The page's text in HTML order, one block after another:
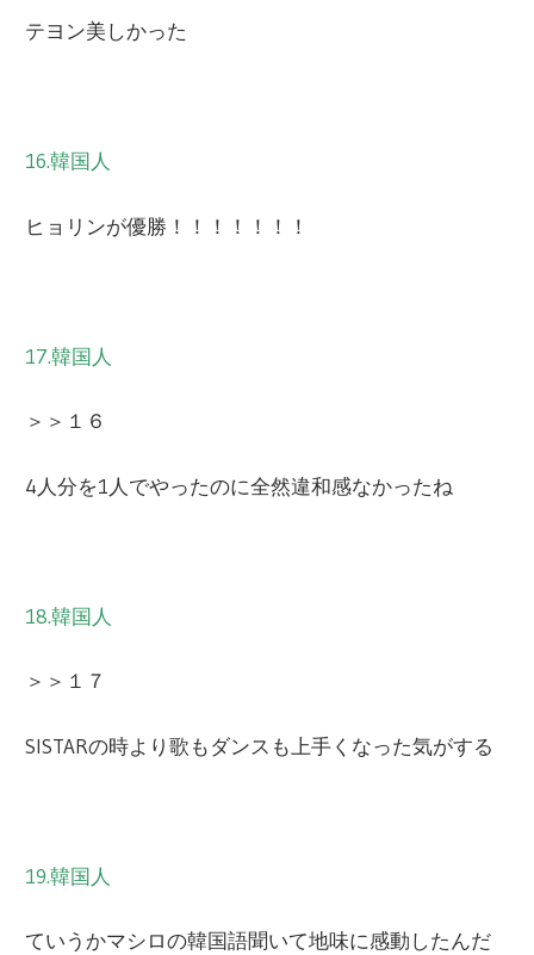
テヨン美しかった
16.韓国人
ヒョリンが優勝！！！！！！！
17.韓国人
＞＞１６
4人分を1人でやったのに全然違和感なかったね
18.韓国人
＞＞１７
SISTARの時より歌もダンスも上手くなった気がする
19.韓国人
ていうかマシロの韓国語聞いて地味に感動したんだ